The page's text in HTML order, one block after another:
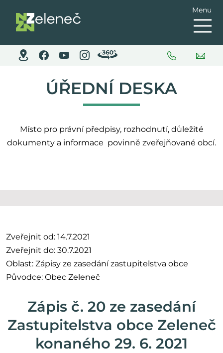
Menu
ÚŘEDNÍ DESKA
Místo pro právní předpisy, rozhodnutí, důležité
dokumenty a informace povinně zveřejňované obcí.
Zveřejnit od: 14.7.2021
Zveřejnit do: 30.7.2021
Oblast: Zápisy ze zasedání zastupitelstva obce
Původce: Obec Zeleneč
Zápis č. 20 ze zasedání
Zastupitelstva obce Zeleneč
konaného 29. 6. 2021